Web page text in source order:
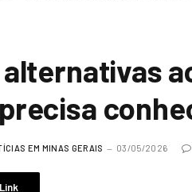
alternativas
EM MINAS GERAIS 03/05/2026